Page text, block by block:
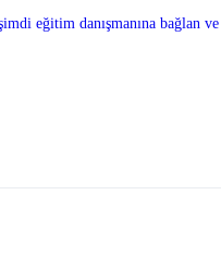
eğitim danışmanına bağlan